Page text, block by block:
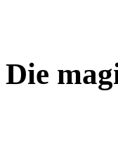
Die